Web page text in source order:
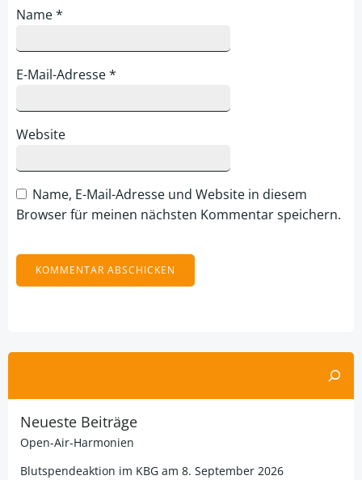
Name*
E-Mail-Adresse*
Website
Name, E-Mail-Adresse und Website in diesem
Browser für meinen nächsten Kommentar speichern.
Neueste Beiträge
Open-Air-Harmonien
Blutspendeaktion im KBG am 8. September 2026